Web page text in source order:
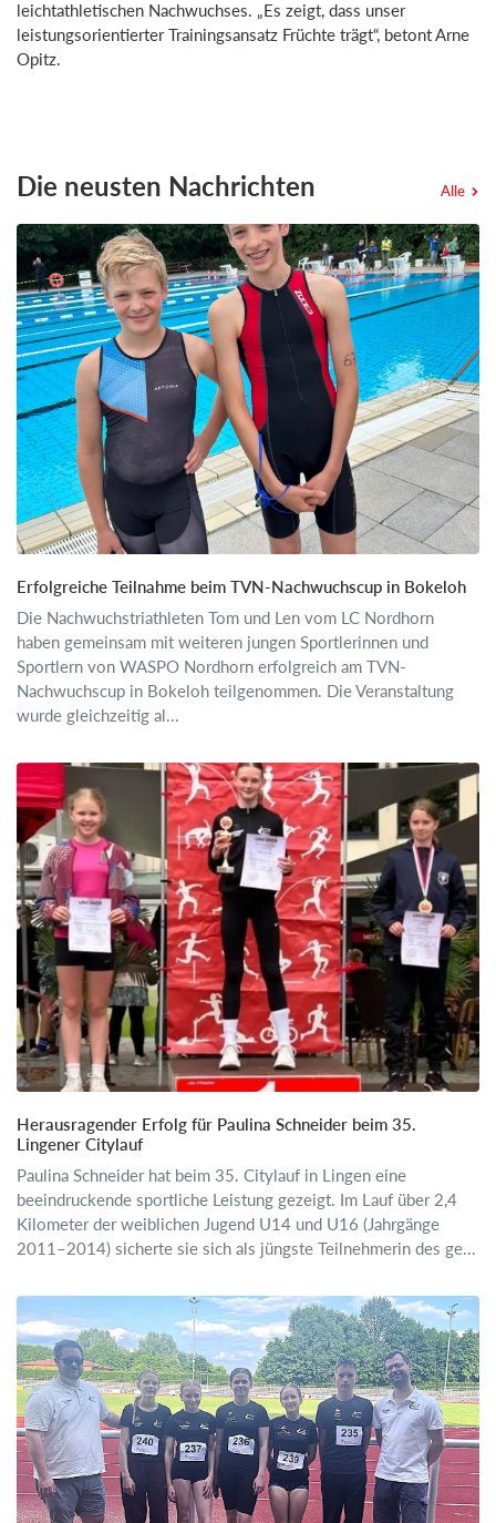
leichtathletischen Nachwuchses. „Es zeigt, dass unser
leistungsorientierter Trainingsansatz Früchte trägt“, betont Arne
Opitz.
Die neusten Nachrichten Alle
Erfolgreiche Teilnahme beim TVN-Nachwuchscup in Bokeloh
Die Nachwuchstriathleten Tom und Len vom LC Nordhorn
haben gemeinsam mit weiteren jungen Sportlerinnen und
Sportlern von WASPO Nordhorn erfolgreich am TVN-
Nachwuchscup in Bokeloh teilgenommen. Die Veranstaltung
wurde gleichzeitig al...
Herausragender Erfolg für Paulina Schneider beim 35.
Lingener Citylauf
Paulina Schneider hat beim 35. Citylauf in Lingen eine
beeindruckende sportliche Leistung gezeigt. Im Lauf über 2,4
Kilometer der weiblichen Jugend U14 und U16 (Jahrgänge
2011–2014) sicherte sie sich als jüngste Teilnehmerin des ge...